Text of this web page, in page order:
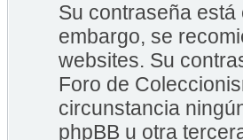
Su contraseña
embargo, se
websites. Su
Foro de
circunstancia
phpBB u otra